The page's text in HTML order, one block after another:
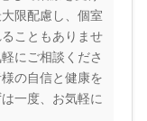
限配慮し、個室
こともありませ
にご相談くださ
の自信と健康を
一度、お気軽に